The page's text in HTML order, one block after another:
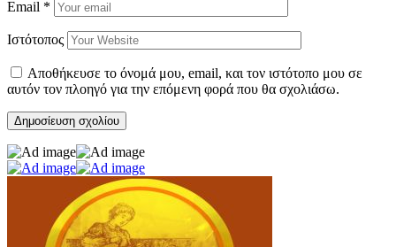
Email *
Ιστότοπος
Αποθήκευσε το όνομά μου, email, και τον ιστότοπο μου σε
αυτόν τον πλοηγό για την επόμενη φορά που θα σχολιάσω.